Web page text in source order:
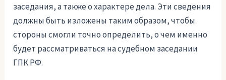
заседания, а также о характере дела. Эти сведения
должны быть изложены таким образом, чтобы
стороны смогли точно определить, о чем именно
будет рассматриваться на судебном заседании
ГПК РФ.